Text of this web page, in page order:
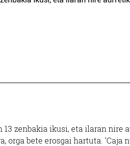
zenbakia ikusi, eta ilaran nire
bete erosgai hartuta. ‘Caja